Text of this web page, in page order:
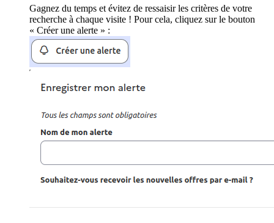
Gagnez du temps et évitez de ressaisir les critères de votre
recherche à chaque visite ! Pour cela, cliquez sur le bouton
« Créer une alerte » :